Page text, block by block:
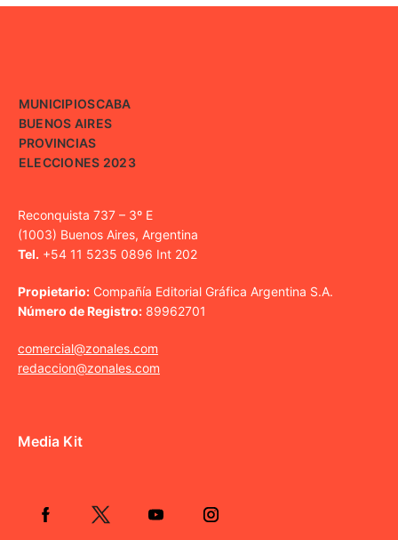
MUNICIPIOSCABA
BUENOS AIRES
PROVINCIAS
ELECCIONES 2023
Reconquista 737 – 3º E
(1003) Buenos Aires, Argentina
Tel. +54 11 5235 0896 Int 202
Propietario: Compañía Editorial Gráfica Argentina S.A.
Número de Registro: 89962701
comercial@zonales.com
redaccion@zonales.com
Media Kit